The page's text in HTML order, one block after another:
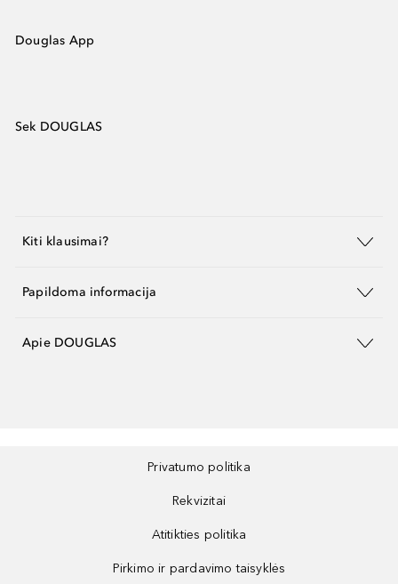
Douglas App
Sek DOUGLAS
Kiti klausimai?
Papildoma informacija
Apie DOUGLAS
Privatumo politika
Rekvizitai
Atitikties politika
Pirkimo ir pardavimo taisyklės